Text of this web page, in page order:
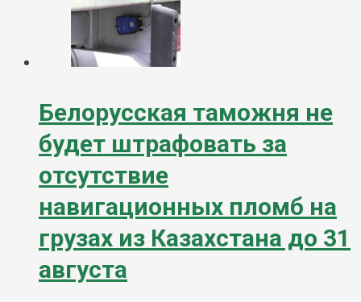
Белорусская таможня не
будет штрафовать за
отсутствие
навигационных пломб на
грузах из Казахстана до 31
августа